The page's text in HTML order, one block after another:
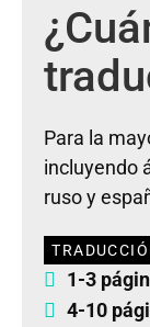
Para la
incluyendo
ruso y
1-3
4-10